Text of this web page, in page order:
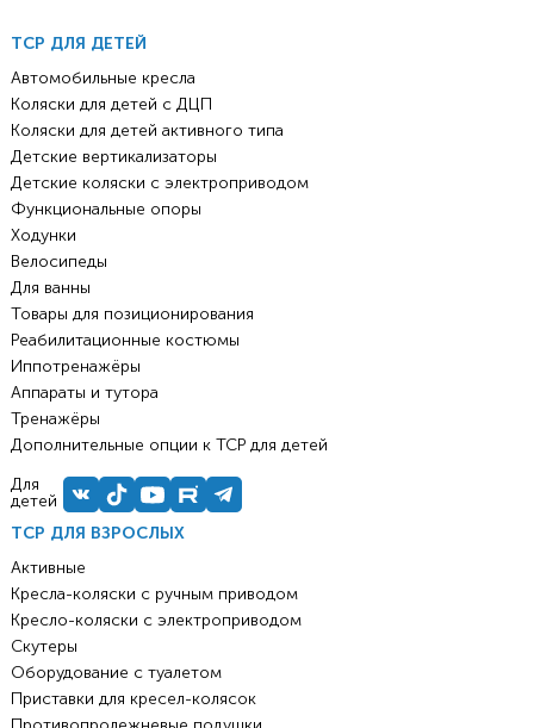
ТСР ДЛЯ ВЗРОСЛЫХ
Активные
Кресла-коляски с ручным приводом
Кресло-коляски с электроприводом
Скутеры
Оборудование с туалетом
Приставки для кресел-колясок
ТСР ДЛЯ ДЕТЕЙ
Автомобильные кресла
Коляски для детей с ДЦП
Коляски для детей активного типа
Детские вертикализаторы
Детские коляски с электроприводом
Функциональные опоры
Ходунки
Велосипеды
Для ванны
Товары для позиционирования
Реабилитационные костюмы
Иппотренажёры
Аппараты и тутора
Тренажёры
Дополнительные опции к ТСР для детей
Для
детей